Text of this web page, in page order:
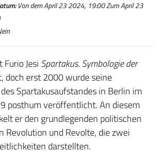
Von dem April 23 2024, 19:00 Zum April 23
Jesi Spartakus. Symbologie der
doch erst 2000 wurde seine
Spartakusaufstandes in Berlin im
posthum veröffentlicht. An diesem
er den grundlegenden politischen
Revolution und Revolte, die zwei
darstellten.